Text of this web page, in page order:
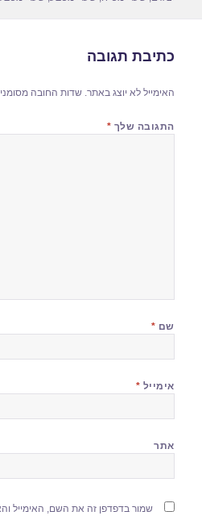
כתיבת תגובה
האימייל לא יוצג באתר. שדות החובה
התגובה שלך *
שם *
אימייל *
אתר
שמור בדפדפן זה את השם, האימייל